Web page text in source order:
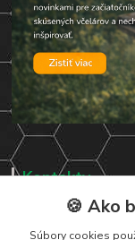
Kontakty
Zákaznická podpora
+421 919 037
🍪 Ako
Súbory cookies